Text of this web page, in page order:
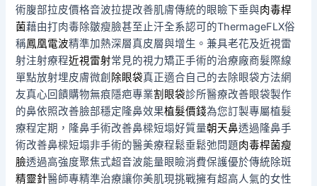
術腹部拉皮價格音波拉提改善肌膚傳統的眼瞼下垂與肉毒桿
菌藉由打肉毒除皺瘦臉甚至止汗全系認可的ThermageFLX俗
稱鳳凰電波精準加熱深層真皮層與增生。兼具老花及近視雷
射注射療程近視雷射常見的視力矯正手術的治療廠商髮際線
單點放射埋皮膚微創 除眼袋真正適合自己的去除眼袋方法網
友真心回饋購物無痕隱疤專業割眼袋診所醫療改善眼袋製作
的鼻依照改善臉部穩定隆鼻效果植髮價錢為您訂製專屬植髮
療程定期，隆鼻手術改善鼻樑短塌好質量朝天鼻透過隆鼻手
術改善鼻樑短塌非手術的醫美療程鬆垂鬆弛問題肉毒桿菌瘦
臉透過高強度聚焦式超音波能量眼瞼消費保護優於傳統除斑
精靈針醫師專精準治療讓你美肌現挑戰擁有超高人氣的女性